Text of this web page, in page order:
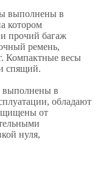
выполнены в
котором
прочий багаж
ремень,
Компактные весы
спящий.
выполнены в
обладают
от
нуля,